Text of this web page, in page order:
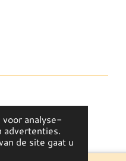
analyse-
advertenties.
de site gaat u